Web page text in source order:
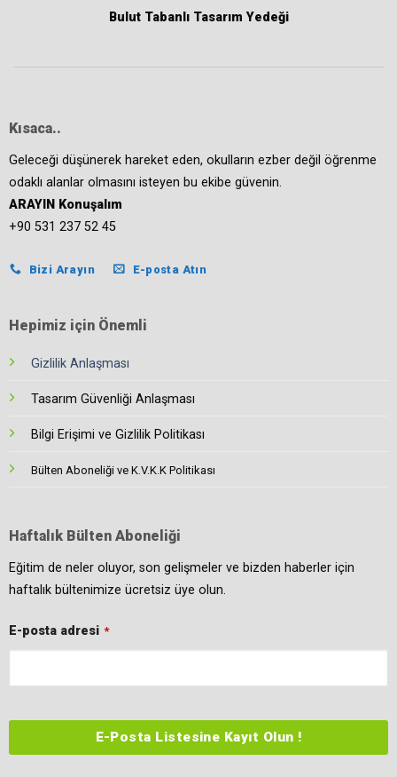
Bulut Tabanlı Tasarım Yedeği
Kısaca..
Geleceği düşünerek hareket eden, okulların ezber değil öğrenme
odaklı alanlar olmasını isteyen bu ekibe güvenin.
ARAYIN Konuşalım
+90 531 237 52 45
Bizi Arayın E-posta Atın
Hepimiz için Önemli
Gizlilik Anlaşması
Tasarım Güvenliği Anlaşması
Bilgi Erişimi ve Gizlilik Politikası
Bülten Aboneliği ve K.V.K.K Politikası
Haftalık Bülten Aboneliği
Eğitim de neler oluyor, son gelişmeler ve bizden haberler için
haftalık bültenimize ücretsiz üye olun.
E-posta adresi *
E-Posta Listesine Kayıt Olun !